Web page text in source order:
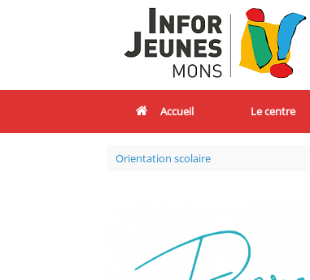
Accueil Le centre
Orientation scolaire